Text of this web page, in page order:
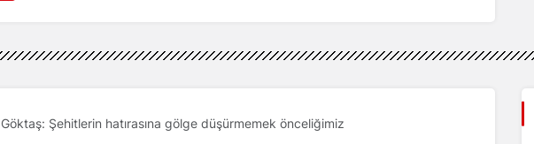
Göktaş: Şehitlerin hatırasına gölge düşürmemek önceliğimiz